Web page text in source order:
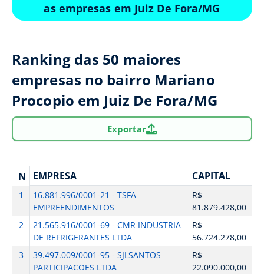
as empresas em Juiz De Fora/MG
Ranking das 50 maiores
empresas no bairro Mariano
Procopio em Juiz De Fora/MG
Exportar
N EMPRESA CAPITAL
1
16.881.996/0001-21 - TSFA
EMPREENDIMENTOS
R$
81.879.428,00
2
21.565.916/0001-69 - CMR INDUSTRIA
DE REFRIGERANTES LTDA
R$
56.724.278,00
3
39.497.009/0001-95 - SJLSANTOS
PARTICIPACOES LTDA
R$
22.090.000,00